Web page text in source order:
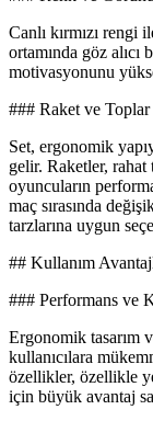
Canlı kırmızı rengi
ortamında göz
motivasyonunu
### Raket ve Toplar
Set, ergonomik
gelir. Raketler,
oyuncuların
maç sırasında
tarzlarına uygun
## Kullanım
### Performans ve
Ergonomik tasarım
kullanıcılara
özellikler, özellikle
için büyük avantaj